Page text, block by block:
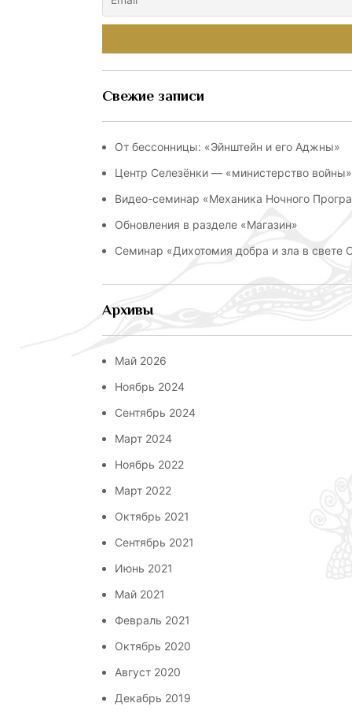
Свежие записи
От бессонницы: «Эйнштейн и его Аджны»
Центр Селезёнки — «министерство
Видео-семинар «Механика Ночного
Обновления в разделе «Магазин»
Семинар «Дихотомия добра и зла в свете
Архивы
Май 2026
Ноябрь 2024
Сентябрь 2024
Март 2024
Ноябрь 2022
Март 2022
Октябрь 2021
Сентябрь 2021
Июнь 2021
Май 2021
Февраль 2021
Октябрь 2020
Август 2020
Декабрь 2019